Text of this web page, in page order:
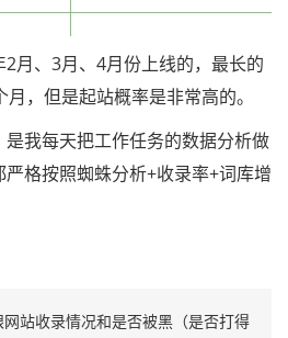
、3月、4月份上线的，最长的
，但是起站概率是非常高的。
我每天把工作任务的数据分析做
格按照蜘蛛分析+收录率+词库增
站收录情况和是否被黑（是否打得